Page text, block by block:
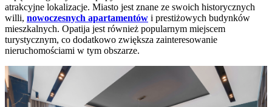
atrakcyjne lokalizacje. Miasto jest znane ze swoich historycznych
willi, nowoczesnych apartamentów i prestiżowych budynków
mieszkalnych. Opatija jest również popularnym miejscem
turystycznym, co dodatkowo zwiększa zainteresowanie
nieruchomościami w tym obszarze.